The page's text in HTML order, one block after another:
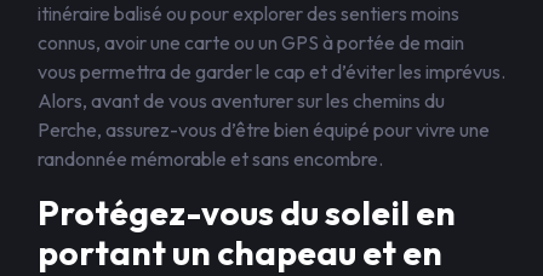
itinéraire balisé ou pour explorer des sentiers moins
connus, avoir une carte ou un GPS à portée de main
vous permettra de garder le cap et d’éviter les imprévus.
Alors, avant de vous aventurer sur les chemins du
Perche, assurez-vous d’être bien équipé pour vivre une
randonnée mémorable et sans encombre.
Protégez-vous du soleil en
portant un chapeau et en